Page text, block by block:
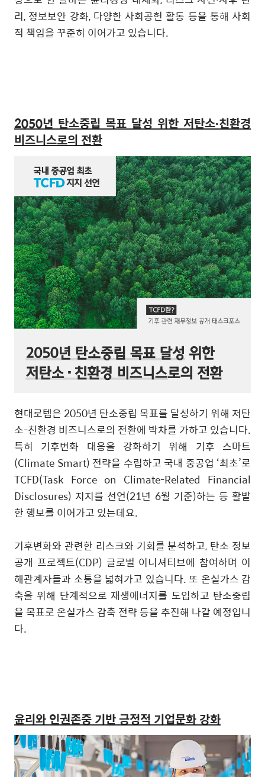
리, 정보보안 강화, 다양한 사회공헌 활동 등을 통해 사회
적 책임을 꾸준히 이어가고 있습니다.
2050년 탄소중립 목표 달성 위한 저탄소∙친환경
비즈니스로의 전환
현대로템은 2050년 탄소중립 목표를 달성하기 위해 저탄
소-친환경 비즈니스로의 전환에 박차를 가하고 있습니다.
특히 기후변화 대응을 강화하기 위해 기후 스마트
(Climate Smart) 전략을 수립하고 국내 중공업 ‘최초’로
TCFD(Task Force on Climate-Related Financial
Disclosures) 지지를 선언(21년 6월 기준)하는 등 활발
한 행보를 이어가고 있는데요.
기후변화와 관련한 리스크와 기회를 분석하고, 탄소 정보
공개 프로젝트(CDP) 글로벌 이니셔티브에 참여하며 이
해관계자들과 소통을 넓혀가고 있습니다. 또 온실가스 감
축을 위해 단계적으로 재생에너지를 도입하고 탄소중립
을 목표로 온실가스 감축 전략 등을 추진해 나갈 예정입니
다.
윤리와 인권존중 기반 긍정적 기업문화 강화